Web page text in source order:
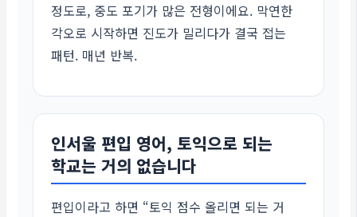
정도로, 중도 포기가 많은 전형이에요. 막연한
각오로 시작하면 진도가 밀리다가 결국 접는
패턴. 매년 반복.
인서울 편입 영어, 토익으로 되는
학교는 거의 없습니다
편입이라고 하면 “토익 점수 올리면 되는 거